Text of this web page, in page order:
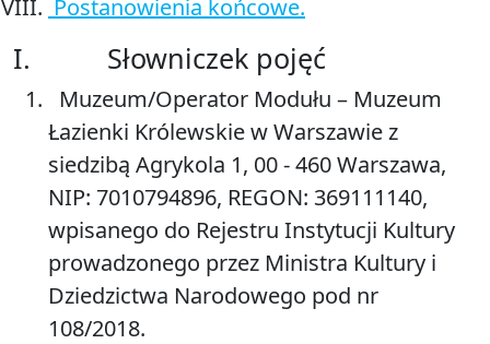
Postanowienia końcowe.
I. Słowniczek pojęć
Muzeum/Operator Modułu – Muzeum
Łazienki Królewskie w Warszawie z
siedzibą Agrykola 1, 00 - 460 Warszawa,
NIP: 7010794896, REGON: 369111140,
wpisanego do Rejestru Instytucji Kultury
prowadzonego przez Ministra Kultury i
Dziedzictwa Narodowego pod nr
108/2018.